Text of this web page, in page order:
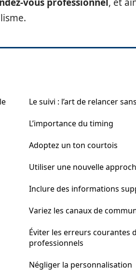
Le suivi : l’art de relancer
L’importance du timing
Adoptez un ton courtois
Utiliser une nouvelle
Inclure des informations
Variez les canaux de
Éviter les erreurs courantes
professionnels
Négliger la personnalisation